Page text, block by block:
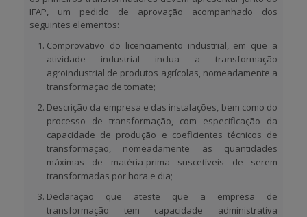
IFAP, um pedido de aprovação acompanhado dos
seguintes elementos:
Comprovativo do licenciamento industrial, em que a
atividade industrial inclua a transformação
agroindustrial de produtos agrícolas, nomeadamente a
transformação de tomate;
Descrição da empresa e das instalações, bem como do
processo de transformação, com especificação da
capacidade de produção e coeficientes técnicos de
transformação, nomeadamente as quantidades
máximas de matéria-prima suscetíveis de serem
transformadas por hora e dia;
Declaração que ateste que a empresa de
transformação tem capacidade administrativa